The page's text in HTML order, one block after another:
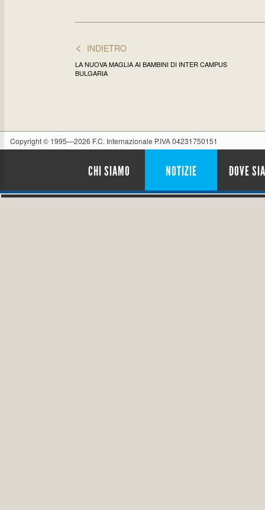
< INDIETRO
LA NUOVA MAGLIA AI BAMBINI DI INTER CAMPUS
BULGARIA
Copyright © 1995—2026 F.C. Internazionale P.IVA 04231750151
CHI SIAMO NOTIZIE DOVE